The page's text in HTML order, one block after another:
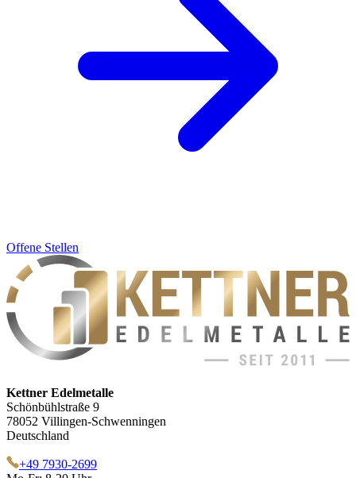
Offene Stellen
Kettner Edelmetalle
Schönbühlstraße 9
78052 Villingen-Schwenningen
Deutschland
+49 7930-2699